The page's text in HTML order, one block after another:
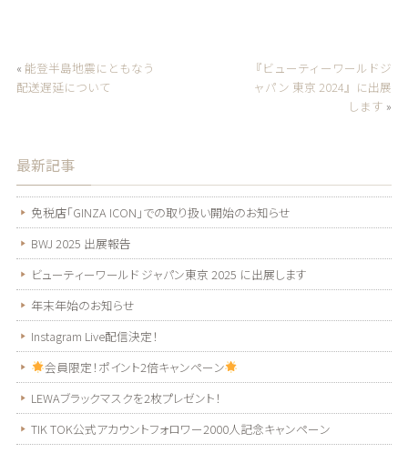
« 能登半島地震にともなう
配送遅延について
『ビューティーワールドジ
ャパン 東京 2024』に出展
します »
最新記事
免税店「GINZA ICON」での取り扱い開始のお知らせ
BWJ 2025 出展報告
ビューティーワールド ジャパン東京 2025 に出展します
年末年始のお知らせ
Instagram Live配信決定！
会員限定！ポイント2倍キャンペーン
LEWAブラックマスクを2枚プレゼント！
TIK TOK公式アカウントフォロワー2000人記念キャンペーン